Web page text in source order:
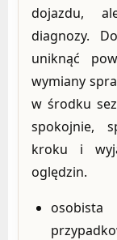
dojazdu,
diagnozy.
uniknąć
wymiany
w środku
spokojnie,
kroku i
oględzin.